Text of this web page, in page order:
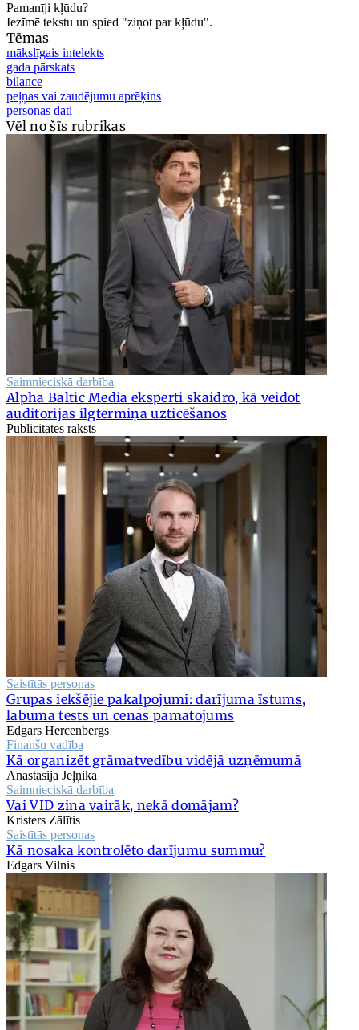
Pamanīji kļūdu?
Iezīmē tekstu un spied "ziņot par kļūdu".
Tēmas
mākslīgais intelekts
gada pārskats
bilance
peļņas vai zaudējumu aprēķins
personas dati
Vēl no šīs rubrikas
Saimnieciskā darbība
Alpha Baltic Media eksperti skaidro, kā veidot
auditorijas ilgtermiņa uzticēšanos
Publicitātes raksts
Saistītās personas
Grupas iekšējie pakalpojumi: darījuma īstums,
labuma tests un cenas pamatojums
Edgars Hercenbergs
Finanšu vadība
Kā organizēt grāmatvedību vidējā uzņēmumā
Anastasija Jeļņika
Saimnieciskā darbība
Vai VID zina vairāk, nekā domājam?
Kristers Zālītis
Saistītās personas
Kā nosaka kontrolēto darījumu summu?
Edgars Vilnis